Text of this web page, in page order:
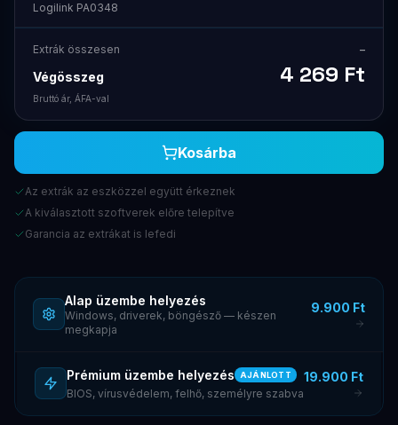
Logilink PA0348
Extrák összesen –
Végösszeg 4 269 Ft
Bruttó ár, ÁFA-val
Kosárba
Az extrák az eszközzel együtt érkeznek
A kiválasztott szoftverek előre telepítve
Garancia az extrákat is lefedi
Alap üzembe helyezés
Windows, driverek, böngésző — készen
megkapja
9.900 Ft
Prémium üzembe helyezés AJÁNLOTT
BIOS, vírusvédelem, felhő, személyre szabva
19.900 Ft